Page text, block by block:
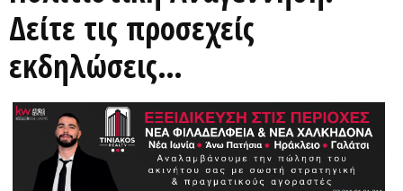
Δείτε τις προσεχείς
εκδηλώσεις…